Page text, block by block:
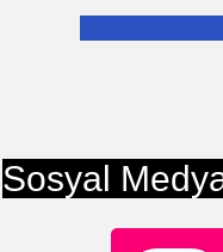
Sosyal